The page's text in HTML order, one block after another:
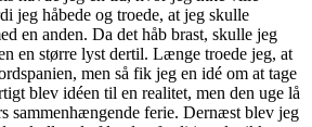
jeg håbede og troede, at jeg skulle
en anden. Da det håb brast, skulle jeg
en større lyst dertil. Længe troede jeg, at
men så fik jeg en idé om at tage
blev idéen til en realitet, men den uge lå
sammenhængende ferie. Dernæst blev jeg